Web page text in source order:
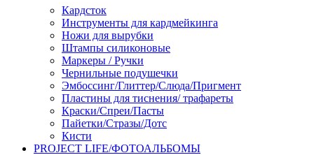
Кардсток
Инструменты для кардмейкинга
Ножи для вырубки
Штампы силиконовые
Маркеры / Ручки
Чернильные подушечки
Эмбоссинг/Глиттер/Слюда/Пригмент
Пластины для тиснения/ трафареты
Краски/Спреи/Пасты
Пайетки/Стразы/Дотс
Кисти
PROJECT LIFE/ФОТОАЛЬБОМЫ